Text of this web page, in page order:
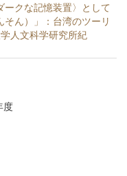
ークな記憶装置〉として
ん）」：台湾のツーリ
人文科学研究所紀
度